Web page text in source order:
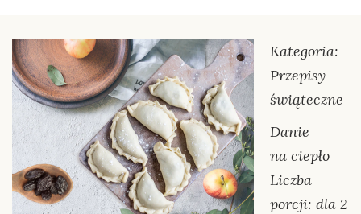
Kategoria:
Przepisy
świąteczne
Danie
na ciepło
Liczba
porcji: dla 2